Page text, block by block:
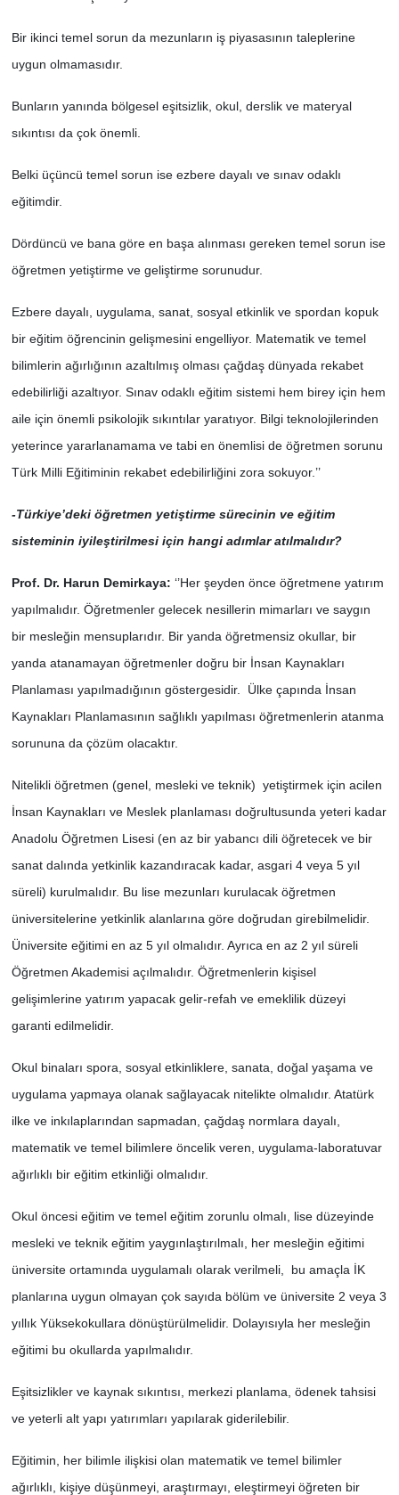
Bir ikinci temel sorun da mezunların iş piyasasının taleplerine
uygun olmamasıdır.
Bunların yanında bölgesel eşitsizlik, okul, derslik ve materyal
sıkıntısı da çok önemli.
Belki üçüncü temel sorun ise ezbere dayalı ve sınav odaklı
eğitimdir.
Dördüncü ve bana göre en başa alınması gereken temel sorun ise
öğretmen yetiştirme ve geliştirme sorunudur.
Ezbere dayalı, uygulama, sanat, sosyal etkinlik ve spordan kopuk
bir eğitim öğrencinin gelişmesini engelliyor. Matematik ve temel
bilimlerin ağırlığının azaltılmış olması çağdaş dünyada rekabet
edebilirliği azaltıyor. Sınav odaklı eğitim sistemi hem birey için hem
aile için önemli psikolojik sıkıntılar yaratıyor. Bilgi teknolojilerinden
yeterince yararlanamama ve tabi en önemlisi de öğretmen sorunu
Türk Milli Eğitiminin rekabet edebilirliğini zora sokuyor.’’
-Türkiye’deki öğretmen yetiştirme sürecinin ve eğitim
sisteminin iyileştirilmesi için hangi adımlar atılmalıdır?
Prof. Dr. Harun Demirkaya: ‘’Her şeyden önce öğretmene yatırım
yapılmalıdır. Öğretmenler gelecek nesillerin mimarları ve saygın
bir mesleğin mensuplarıdır. Bir yanda öğretmensiz okullar, bir
yanda atanamayan öğretmenler doğru bir İnsan Kaynakları
Planlaması yapılmadığının göstergesidir. Ülke çapında İnsan
Kaynakları Planlamasının sağlıklı yapılması öğretmenlerin atanma
sorununa da çözüm olacaktır.
Nitelikli öğretmen (genel, mesleki ve teknik) yetiştirmek için acilen
İnsan Kaynakları ve Meslek planlaması doğrultusunda yeteri kadar
Anadolu Öğretmen Lisesi (en az bir yabancı dili öğretecek ve bir
sanat dalında yetkinlik kazandıracak kadar, asgari 4 veya 5 yıl
süreli) kurulmalıdır. Bu lise mezunları kurulacak öğretmen
üniversitelerine yetkinlik alanlarına göre doğrudan girebilmelidir.
Üniversite eğitimi en az 5 yıl olmalıdır. Ayrıca en az 2 yıl süreli
Öğretmen Akademisi açılmalıdır. Öğretmenlerin kişisel
gelişimlerine yatırım yapacak gelir-refah ve emeklilik düzeyi
garanti edilmelidir.
Okul binaları spora, sosyal etkinliklere, sanata, doğal yaşama ve
uygulama yapmaya olanak sağlayacak nitelikte olmalıdır. Atatürk
ilke ve inkılaplarından sapmadan, çağdaş normlara dayalı,
matematik ve temel bilimlere öncelik veren, uygulama-laboratuvar
ağırlıklı bir eğitim etkinliği olmalıdır.
Okul öncesi eğitim ve temel eğitim zorunlu olmalı, lise düzeyinde
mesleki ve teknik eğitim yaygınlaştırılmalı, her mesleğin eğitimi
üniversite ortamında uygulamalı olarak verilmeli, bu amaçla İK
planlarına uygun olmayan çok sayıda bölüm ve üniversite 2 veya 3
yıllık Yüksekokullara dönüştürülmelidir. Dolayısıyla her mesleğin
eğitimi bu okullarda yapılmalıdır.
Eşitsizlikler ve kaynak sıkıntısı, merkezi planlama, ödenek tahsisi
ve yeterli alt yapı yatırımları yapılarak giderilebilir.
Eğitimin, her bilimle ilişkisi olan matematik ve temel bilimler
ağırlıklı, kişiye düşünmeyi, araştırmayı, eleştirmeyi öğreten bir